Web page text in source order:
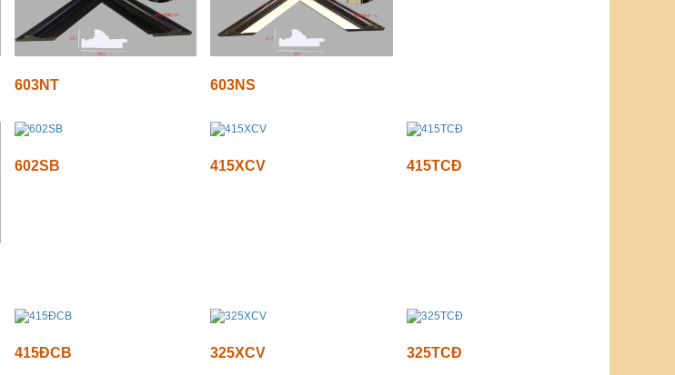
603NT 603NS
602SB 415XCV 415TCĐ
415ĐCB 325XCV 325TCĐ